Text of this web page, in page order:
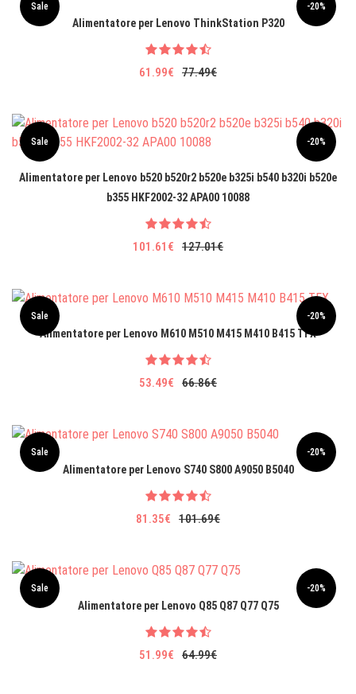
Sale -20%
Alimentatore per Lenovo ThinkStation P320
61.99€ 77.49€
Sale -20%
Alimentatore per Lenovo b520 b520r2 b520e b325i b540 b320i b520e
b355 HKF2002-32 APA00 10088
101.61€ 127.01€
Sale -20%
Alimentatore per Lenovo M610 M510 M415 M410 B415 TFX
53.49€ 66.86€
Sale -20%
Alimentatore per Lenovo S740 S800 A9050 B5040
81.35€ 101.69€
Sale -20%
Alimentatore per Lenovo Q85 Q87 Q77 Q75
51.99€ 64.99€